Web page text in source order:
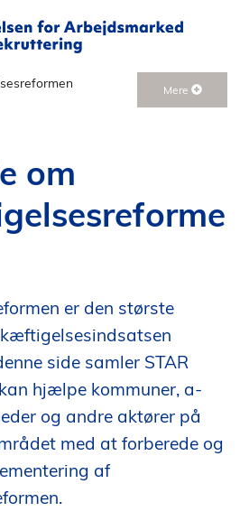
Mere
om
er den største
side samler STAR
hjælpe kommuner, a-
og andre aktører på
med at forberede og
af